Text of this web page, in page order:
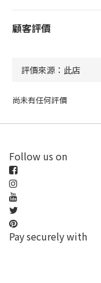
顧客評價
尚未有任何評價
Follow us on
Pay securely with